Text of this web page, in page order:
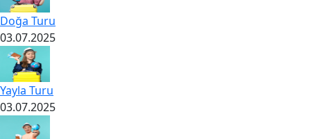
Doğa Turu
03.07.2025
Yayla Turu
03.07.2025